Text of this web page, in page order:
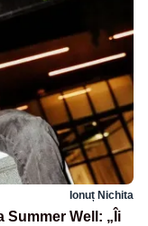
Ionuț Nichita
Summer Well: „Îi